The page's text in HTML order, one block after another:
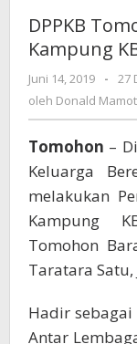
DPPKB
Kampung
Juni 14, 2019
oleh
-
27
oleh Donald
Tomohon –
Keluarga
melakukan
Kampung
Tomohon
Taratara
Hadir
Antar